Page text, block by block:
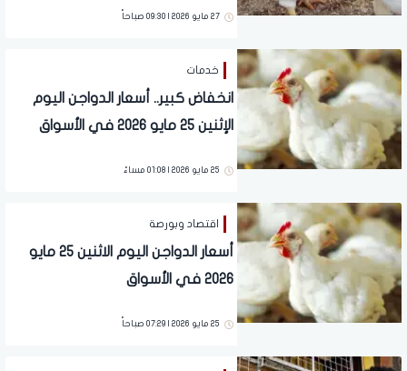
27 مايو 2026 | 09:30 صباحاً
خدمات
انخفاض كبير.. أسعار الدواجن اليوم
الإثنين 25 مايو 2026 في الأسواق
25 مايو 2026 | 01:08 مساءً
اقتصاد وبورصة
أسعار الدواجن اليوم الاثنين 25 مايو
2026 في الأسواق
25 مايو 2026 | 07:29 صباحاً